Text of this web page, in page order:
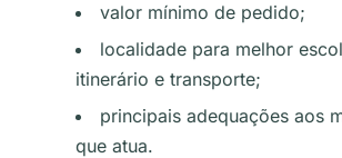
valor mínimo de pedido;
localidade para melhor
itinerário e transporte;
principais adequações aos
que atua.